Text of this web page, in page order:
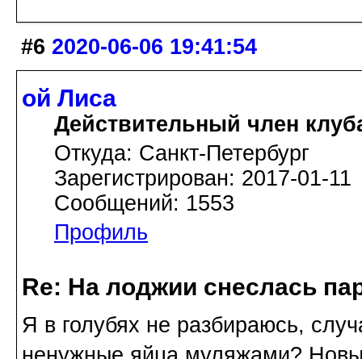
#6 2020-06-06 19:41:54
ой Лиса
Действительный член
Откуда: Санкт-Петербург
Зарегистрирован: 2017-01-11
Сообщений: 1553
Профиль
Re: На лоджии снеслась
Я в голубях не разбираюсь,